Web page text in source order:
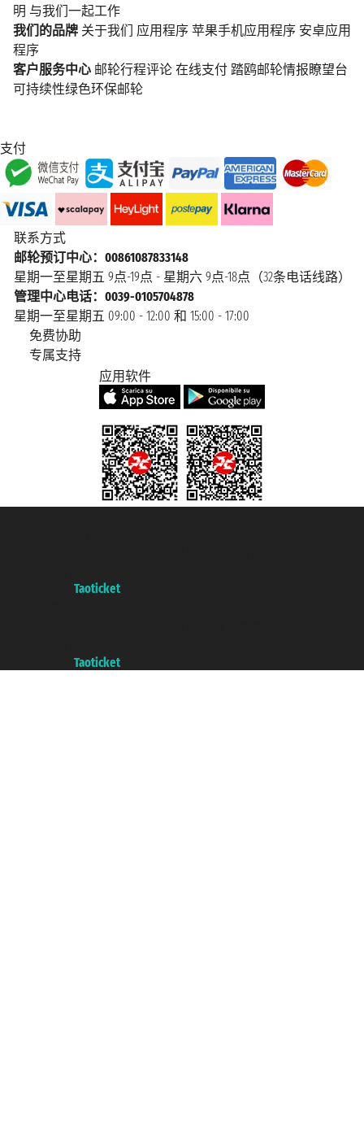
明 与我们一起工作
我们的品牌 关于我们 应用程序 苹果手机应用程序 安卓应用
程序
客户服务中心 邮轮行程评论 在线支付 踏鸥邮轮情报瞭望台
可持续性绿色环保邮轮
支付
联系方式
邮轮预订中心：00861087833148
星期一至星期五 9点-19点 - 星期六 9点-18点（32条电话线路）
管理中心电话：0039-0105704878
星期一至星期五 09:00 - 12:00 和 15:00 - 17:00
免费协助
专属支持
应用软件
Taoticket
Taoticket